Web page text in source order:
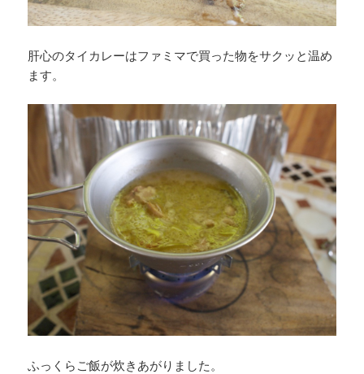
肝心のタイカレーはファミマで買った物をサクッと温め
ます。
ふっくらご飯が炊きあがりました。